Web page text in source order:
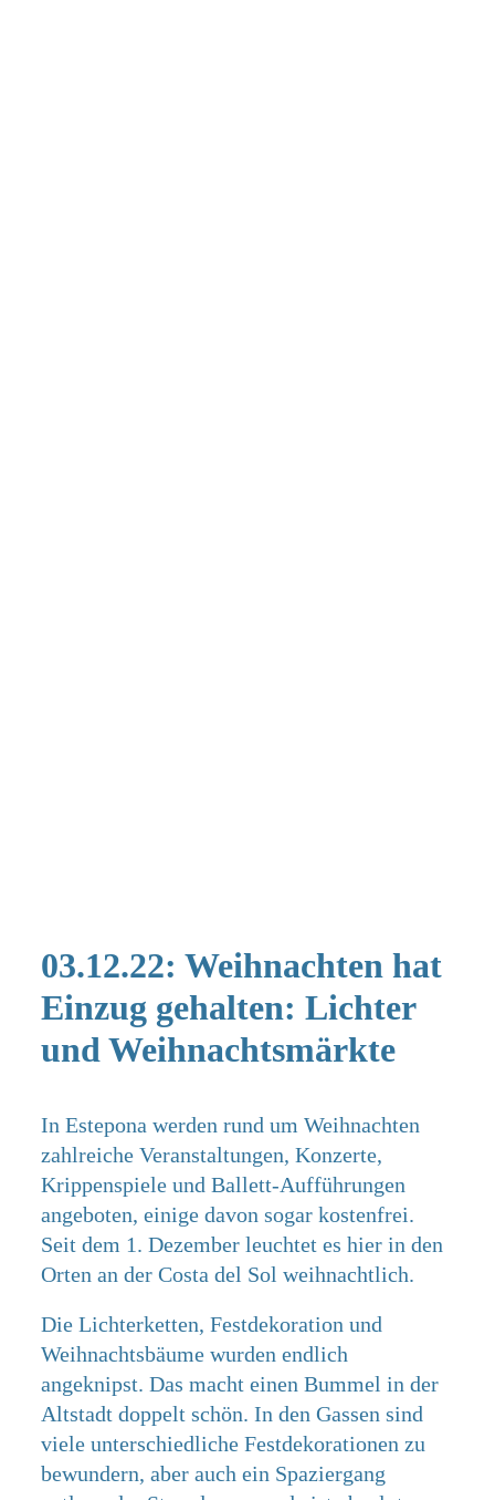
03.12.22: Weihnachten hat
Einzug gehalten: Lichter
und Weihnachtsmärkte
In Estepona werden rund um Weihnachten
zahlreiche Veranstaltungen, Konzerte,
Krippenspiele und Ballett-Aufführungen
angeboten, einige davon sogar kostenfrei.
Seit dem 1. Dezember leuchtet es hier in den
Orten an der Costa del Sol weihnachtlich.
Die Lichterketten, Festdekoration und
Weihnachtsbäume wurden endlich
angeknipst. Das macht einen Bummel in der
Altstadt doppelt schön. In den Gassen sind
viele unterschiedliche Festdekorationen zu
bewundern, aber auch ein Spaziergang